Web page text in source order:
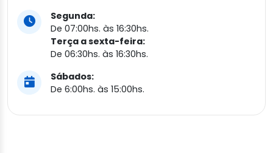
Segunda:
De 07:00hs. às 16:30hs.
Terça a sexta-feira:
De 06:30hs. às 16:30hs.
Sábados:
De 6:00hs. às 15:00hs.